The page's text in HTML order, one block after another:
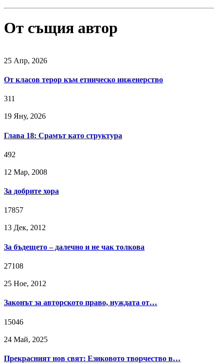
От същия автор
25 Апр, 2026
От класов терор към етническо инженерство
311
19 Яну, 2026
Глава 18: Срамът като структура
492
12 Мар, 2008
За добрите хора
17857
13 Дек, 2012
За бъдещето – далечно и не чак толкова
27108
25 Ное, 2012
Законът за авторското право, нуждата от…
15046
24 Май, 2025
Прекрасният нов свят: Езиковото творчество в…